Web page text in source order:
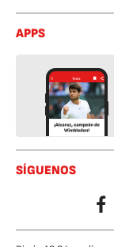
APPS
SÍGUENOS